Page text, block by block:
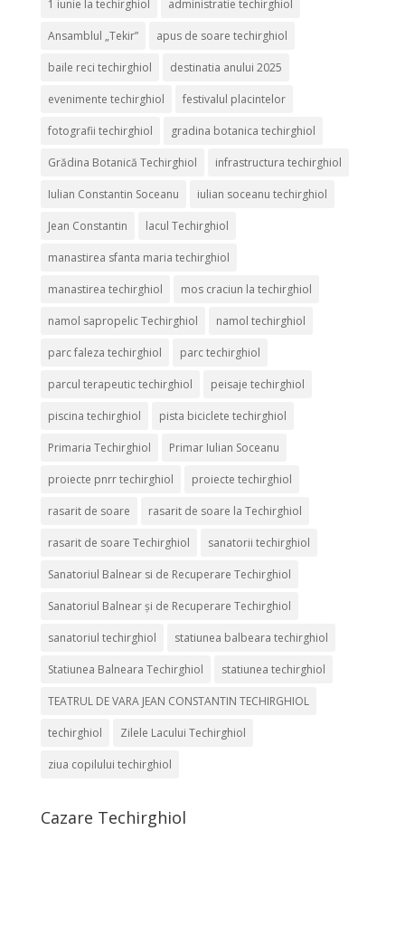
1 iunie la techirghiol administratie techirghiol
Ansamblul „Tekir” apus de soare techirghiol
baile reci techirghiol destinatia anului 2025
evenimente techirghiol festivalul placintelor
fotografii techirghiol gradina botanica techirghiol
Grădina Botanică Techirghiol infrastructura techirghiol
Iulian Constantin Soceanu iulian soceanu techirghiol
Jean Constantin lacul Techirghiol
manastirea sfanta maria techirghiol
manastirea techirghiol mos craciun la techirghiol
namol sapropelic Techirghiol namol techirghiol
parc faleza techirghiol parc techirghiol
parcul terapeutic techirghiol peisaje techirghiol
piscina techirghiol pista biciclete techirghiol
Primaria Techirghiol Primar Iulian Soceanu
proiecte pnrr techirghiol proiecte techirghiol
rasarit de soare rasarit de soare la Techirghiol
rasarit de soare Techirghiol sanatorii techirghiol
Sanatoriul Balnear si de Recuperare Techirghiol
Sanatoriul Balnear și de Recuperare Techirghiol
sanatoriul techirghiol statiunea balbeara techirghiol
Statiunea Balneara Techirghiol statiunea techirghiol
TEATRUL DE VARA JEAN CONSTANTIN TECHIRGHIOL
techirghiol Zilele Lacului Techirghiol
ziua copilului techirghiol
Cazare Techirghiol